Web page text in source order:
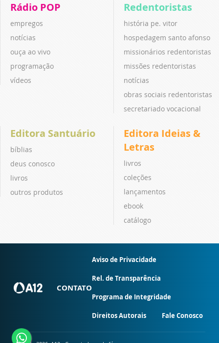
Rádio POP
empregos
notícias
ouça ao vivo
programação
vídeos
Redentoristas
história pe. vitor
hospedagem santo afonso
missionários redentoristas
missões redentoristas
notícias
obras sociais redentoristas
secretariado vocacional
Editora Santuário
bíblias
deus conosco
livros
outros produtos
Editora Ideias &
Letras
livros
coleções
lançamentos
ebook
catálogo
CONTATO
Aviso de Privacidade
Rel. de Transparência
Programa de Integridade
Direitos Autorais Fale Conosco